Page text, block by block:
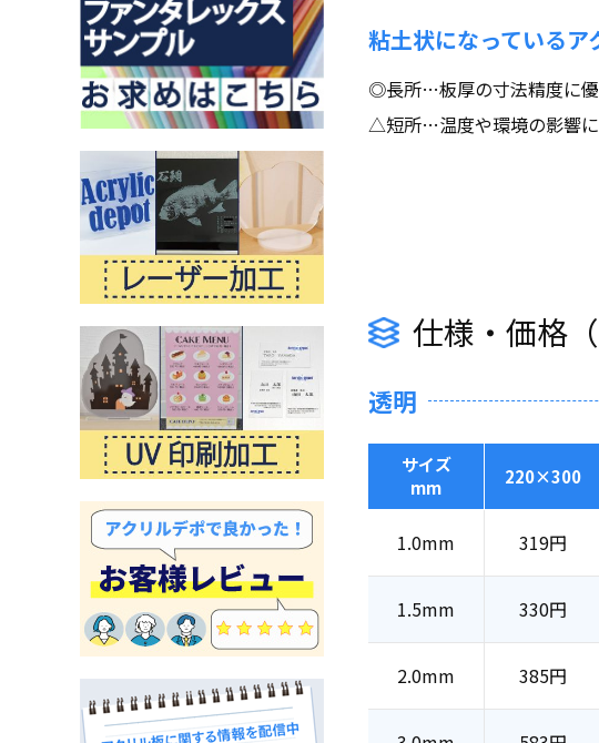
粘土状になっているア
◎長所…板厚の寸法精度に優
△短所…温度や環境の影響に
仕様・価格（
透明
サイズ
mm
220×300
1.0mm 319円
1.5mm 330円
2.0mm 385円